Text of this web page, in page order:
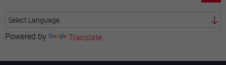
Powered by Translate